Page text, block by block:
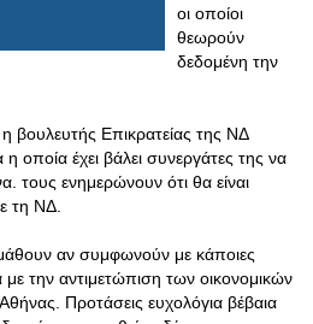
οι οποίοι
θεωρούν
δεδομένη την
βουλευτής Επικρατείας της ΝΔ
οποία έχει βάλει συνεργάτες της να
τους ενημερώνουν ότι θα είναι
τη ΝΔ.
αν συμφωνούν με κάποιες
με την αντιμετώπιση των οικονομικών
Προτάσεις ευχολόγια βέβαια